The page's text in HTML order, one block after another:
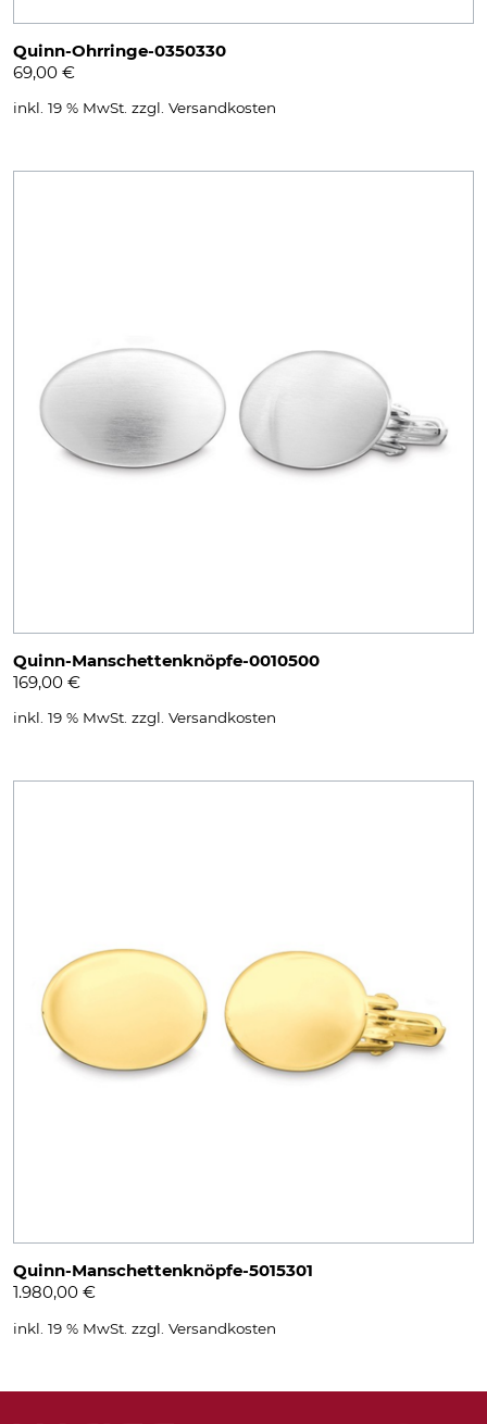
Quinn-Ohrringe-0350330
69,00 €
inkl. 19 % MwSt. zzgl. Versandkosten
Quinn-Manschettenknöpfe-0010500
169,00 €
inkl. 19 % MwSt. zzgl. Versandkosten
Quinn-Manschettenknöpfe-5015301
1.980,00 €
inkl. 19 % MwSt. zzgl. Versandkosten